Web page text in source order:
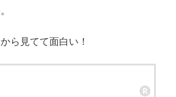
ら見てて面白い！